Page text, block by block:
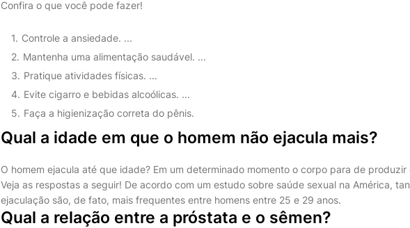
Confira o que você pode fazer!
Controle a ansiedade. ...
Mantenha uma alimentação saudável. ...
Pratique atividades físicas. ...
Evite cigarro e bebidas alcoólicas. ...
Faça a higienização correta do pênis.
Qual a idade em que o homem não ejacula mais?
O homem ejacula até que idade? Em um determinado momento o corpo para de
Veja as respostas a seguir! De acordo com um estudo sobre saúde sexual na América,
ejaculação são, de fato, mais frequentes entre homens entre 25 e 29 anos.
Qual a relação entre a próstata e o sêmen?